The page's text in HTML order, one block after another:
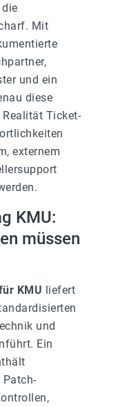
Mit
und ein
diese
Ticket-
externem
KMU:
müssen
KMU liefert
und
Ein